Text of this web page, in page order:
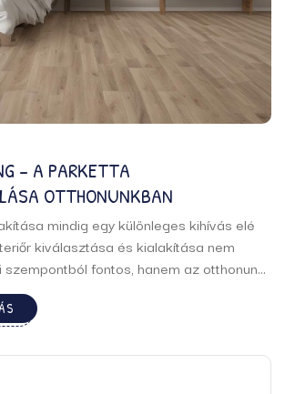
– A PARKETTA
OTTHONUNKBAN
mindig egy különleges kihívás elé
kiválasztása és kialakítása nem
fontos, hanem az otthonunk
is meghatározza. Ebben a
az egyik legjelentősebb szerepet a
A parketta, mint kiváló ...